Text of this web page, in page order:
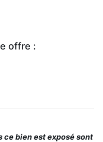
offre :
ce bien est exposé sont